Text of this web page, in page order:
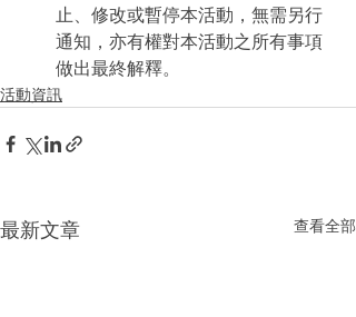
止、修改或暫停本活動，無需另行
通知，亦有權對本活動之所有事項
做出最終解釋。
活動資訊
最新文章 查看全部